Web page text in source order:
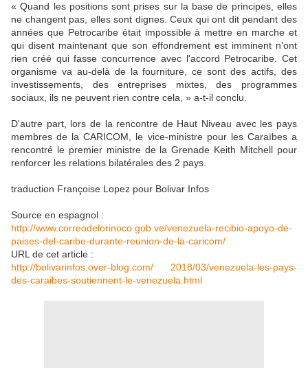
« Quand les positions sont prises sur la base de principes, elles
ne changent pas, elles sont dignes. Ceux qui ont dit pendant des
années que Petrocaribe était impossible à mettre en marche et
qui disent maintenant que son effondrement est imminent n'ont
rien créé qui fasse concurrence avec l'accord Petrocaribe. Cet
organisme va au-delà de la fourniture, ce sont des actifs, des
investissements, des entreprises mixtes, des programmes
sociaux, ils ne peuvent rien contre cela, » a-t-il conclu.
D'autre part, lors de la rencontre de Haut Niveau avec les pays
membres de la CARICOM, le vice-ministre pour les Caraïbes a
rencontré le premier ministre de la Grenade Keith Mitchell pour
renforcer les relations bilatérales des 2 pays.
traduction Françoise Lopez pour Bolivar Infos
Source en espagnol :
http://www.correodelorinoco.gob.ve/venezuela-recibio-apoyo-de-
paises-del-caribe-durante-reunion-de-la-caricom/
URL de cet article :
http://bolivarinfos.over-blog.com/ 2018/03/venezuela-les-pays-
des-caraibes-soutiennent-le-venezuela.html